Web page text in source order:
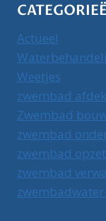
Actueel
Weetjes
zwembad
Zwembad
zwembad
zwembad
zwembad